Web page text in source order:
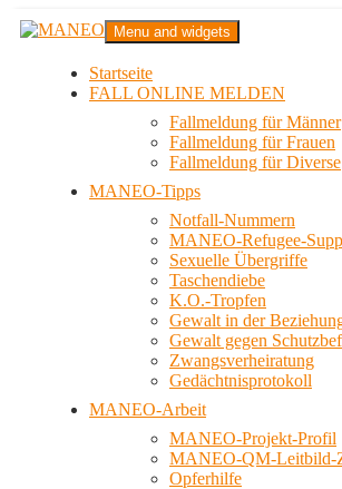
Zum
InhaltMANEO
Das schwule Anti-Gewalt-Projekt in Berlin
Menu and widgets
Startseite
FALL ONLINE MELDEN
Fallmeldung für Männer
Fallmeldung für Frauen
Fallmeldung für Diverse
MANEO-Tipps
Notfall-Nummern
MANEO-Refugee-
Sexuelle Übergriffe
Taschendiebe
K.O.-Tropfen
Gewalt in der
Gewalt gegen
Zwangsverheiratung
Gedächtnisprotokoll
MANEO-Arbeit
MANEO-Projekt-Profil
MANEO-QM-Leitbild-
Opferhilfe